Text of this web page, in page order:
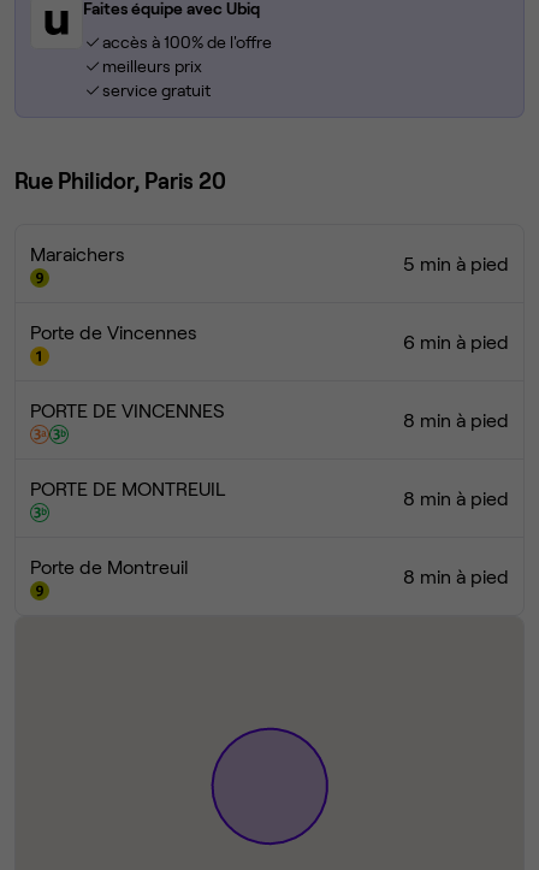
Faites équipe avec Ubiq
accès à 100% de l'offre
meilleurs prix
service gratuit
Rue Philidor, Paris 20
Maraichers 5 min à pied
Porte de Vincennes 6 min à pied
PORTE DE VINCENNES 8 min à pied
PORTE DE MONTREUIL 8 min à pied
Porte de Montreuil 8 min à pied